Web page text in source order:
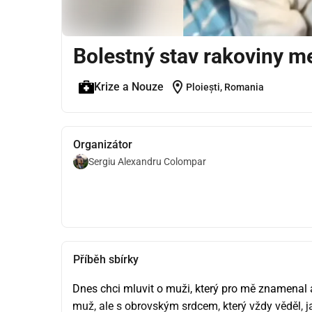
Bolestný stav rakoviny
Krize a Nouze location_on Ploiești, Romania
Organizátor
Sergiu Alexandru Colompar
Příběh sbírky
Dnes chci mluvit o muži, který pro mě
muž, ale s obrovským srdcem, který vždy